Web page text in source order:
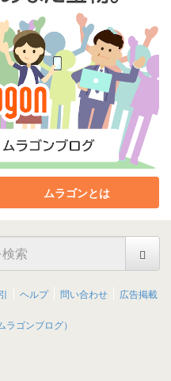
ムラゴンとは
ヘルプ 問い合わせ 広告掲載
ゴンブログ）